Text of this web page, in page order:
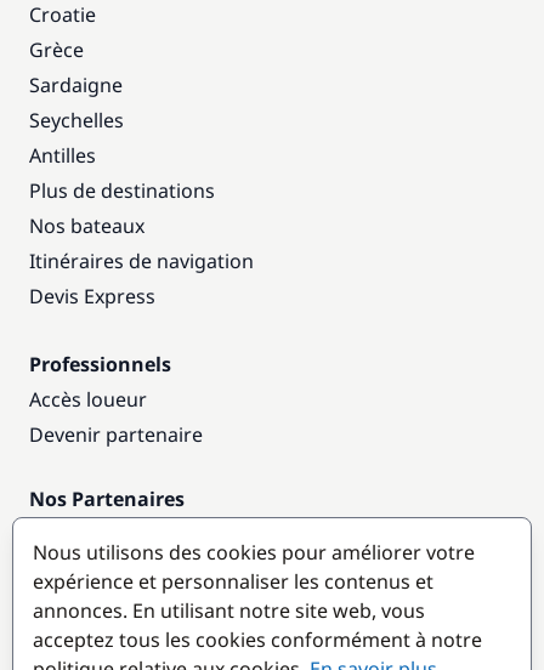
Croatie
Grèce
Sardaigne
Seychelles
Antilles
Plus de destinations
Nos bateaux
Itinéraires de navigation
Devis Express
Professionnels
Accès loueur
Devenir partenaire
Nos Partenaires
Destinations populaires
Nous utilisons des cookies pour améliorer votre
expérience et personnaliser les contenus et
annonces. En utilisant notre site web, vous
acceptez tous les cookies conformément à notre